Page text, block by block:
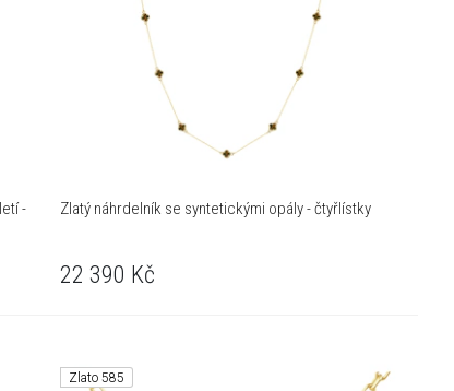
-
Zlatý náhrdelník se syntetickými opály - čtyřlístky
22 390 Kč
Zlato 585